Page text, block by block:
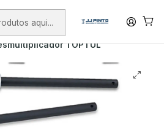
ENCOMENDAS +75€ (excepto ilhas)
MANUAL
TOPTUL